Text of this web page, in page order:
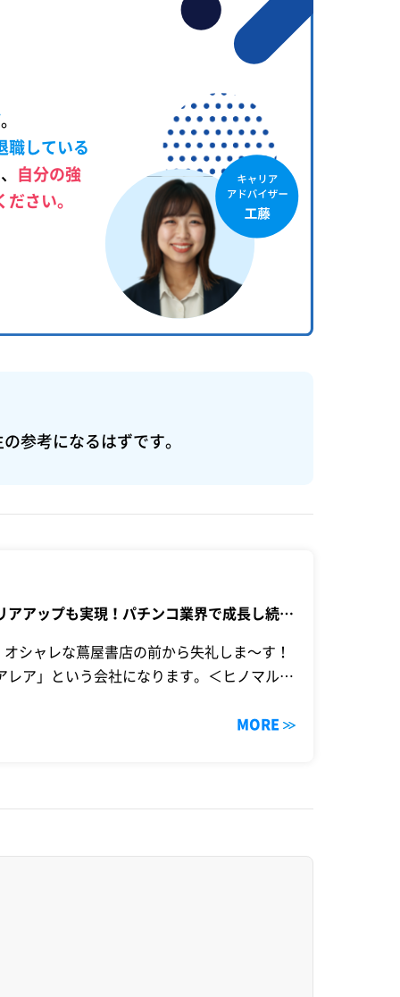
。
職している
自分の強
さい。
参考になるはずです。
アップも実現！パチンコ業界で成長し続け
シャレな蔦屋書店の前から失礼しま〜す！
ア」という会社になります。＜ヒノマル＞
MORE